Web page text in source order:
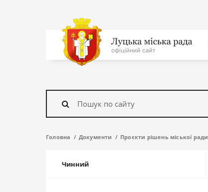
На
головну
Знайти
Головна Документи Проєкти рішень міської ради
Чинний